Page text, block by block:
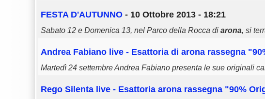
FESTA D'AUTUNNO - 10 Ottobre 2013 - 18:21
Sabato 12 e Domenica 13, nel Parco della Rocca di arona, si
Andrea Fabiano live - Esattoria di arona rassegna
Martedì 24 settembre Andrea Fabiano presenta le sue originali
Rego Silenta live - Esattoria arona rassegna "90%